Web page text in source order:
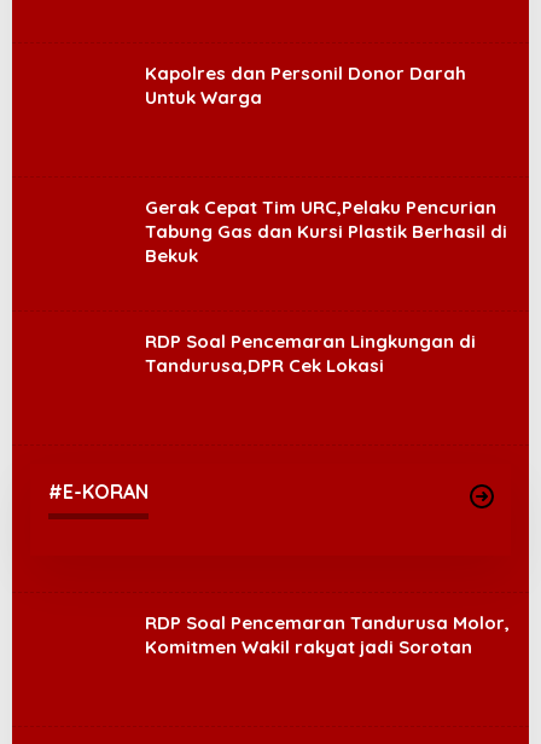
Kapolres dan Personil Donor Darah
Untuk Warga
Gerak Cepat Tim URC,Pelaku Pencurian
Tabung Gas dan Kursi Plastik Berhasil di
Bekuk
RDP Soal Pencemaran Lingkungan di
Tandurusa,DPR Cek Lokasi
#E-KORAN
RDP Soal Pencemaran Tandurusa Molor,
Komitmen Wakil rakyat jadi Sorotan